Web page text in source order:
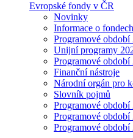
Evropské fondy v ČR
Novinky
Informace o fondech
Programové období
Unijní programy
Programové období
Finanční nástroje
Národní orgán pro
Slovník pojmů
Programové období
Programové období
Programové období